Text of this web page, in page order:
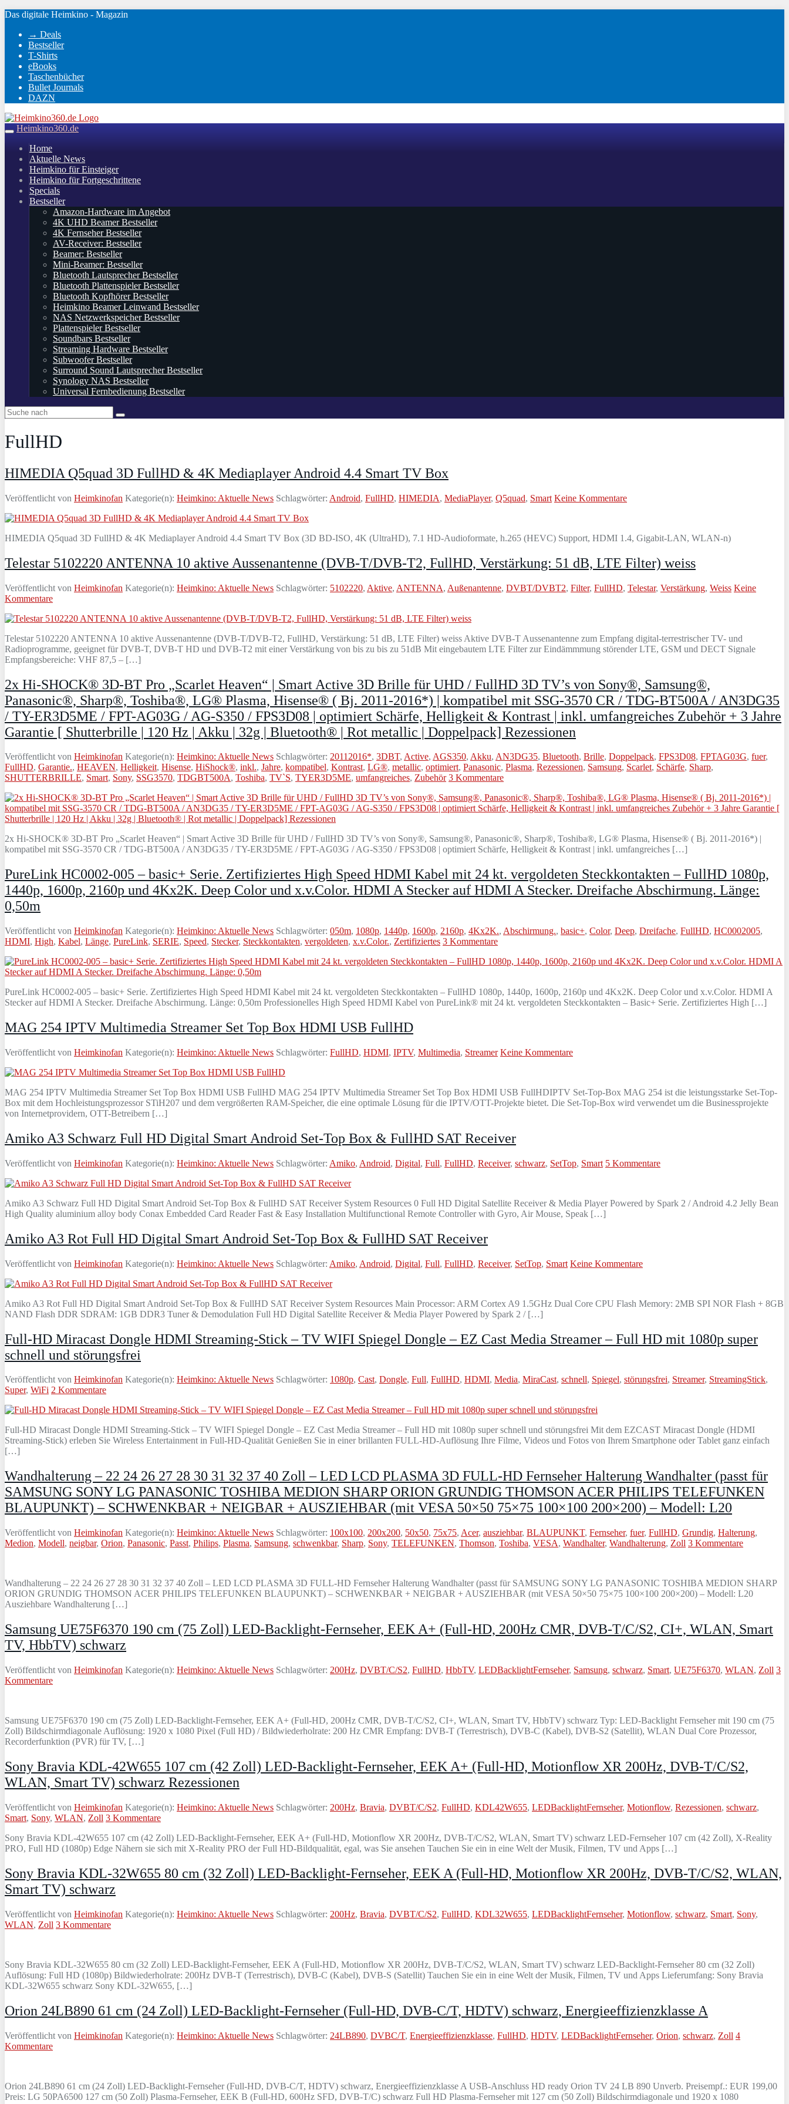
Skip
main
content
Das digitale Heimkino - Magazin
→ Deals
Bestseller
T-Shirts
eBooks
Taschenbücher
Bullet Journals
DAZN
Toggle
navigation
Heimkino360.de
Home
Aktuelle News
Heimkino für Einsteiger
Heimkino für Fortgeschrittene
Specials
Bestseller
Amazon-Hardware im Angebot
4K UHD Beamer Bestseller
4K Fernseher Bestseller
AV-Receiver: Bestseller
Beamer: Bestseller
Mini-Beamer: Bestseller
Bluetooth Lautsprecher Bestseller
Bluetooth Plattenspieler Bestseller
Bluetooth Kopfhörer Bestseller
Heimkino Beamer Leinwand Bestseller
NAS Netzwerkspeicher Bestseller
Plattenspieler Bestseller
Soundbars Bestseller
Streaming Hardware Bestseller
Subwoofer Bestseller
Surround Sound Lautsprecher Bestseller
Synology NAS Bestseller
Universal Fernbedienung Bestseller
FullHD
HIMEDIA Q5quad 3D FullHD & 4K Mediaplayer Android 4.4 Smart TV Box
Veröffentlicht von Heimkinofan Kategorie(n): Heimkino: Aktuelle News Schlagwörter: Android, FullHD, HIMEDIA, MediaPlayer, Q5quad, Smart Keine Kommentare
HIMEDIA Q5quad 3D FullHD & 4K Mediaplayer Android 4.4 Smart TV Box (3D BD-ISO, 4K (UltraHD), 7.1 HD-Audioformate, h.265 (HEVC) Support, HDMI 1.4, Gigabit-LAN, WLAN-n)
Telestar 5102220 ANTENNA 10 aktive Aussenantenne (DVB-T/DVB-T2, FullHD, Verstärkung: 51 dB, LTE Filter) weiss
Veröffentlicht von Heimkinofan Kategorie(n): Heimkino: Aktuelle News Schlagwörter: 5102220, Aktive, ANTENNA, Außenantenne, DVBT/DVBT2, Filter, FullHD, Telestar, Verstärkung, Weiss Keine
Kommentare
Telestar 5102220 ANTENNA 10 aktive Aussenantenne (DVB-T/DVB-T2, FullHD, Verstärkung: 51 dB, LTE Filter) weiss Aktive DVB-T Aussenantenne zum Empfang digital-terrestrischer TV- und
Radioprogramme, geeignet für DVB-T, DVB-T HD und DVB-T2 mit einer Verstärkung von bis zu bis zu 51dB Mit eingebautem LTE Filter zur Eindämmmung störender LTE, GSM und DECT Signale
Empfangsbereiche: VHF 87,5 – […]
2x Hi-SHOCK® 3D-BT Pro „Scarlet Heaven“ | Smart Active 3D Brille für UHD / FullHD 3D TV’s von Sony®, Samsung®,
Panasonic®, Sharp®, Toshiba®, LG® Plasma, Hisense® ( Bj. 2011-2016*) | kompatibel mit SSG-3570 CR / TDG-BT500A / AN3DG35
/ TY-ER3D5ME / FPT-AG03G / AG-S350 / FPS3D08 | optimiert Schärfe, Helligkeit & Kontrast | inkl. umfangreiches Zubehör + 3 Jahre
Garantie [ Shutterbrille | 120 Hz | Akku | 32g | Bluetooth® | Rot metallic | Doppelpack] Rezessionen
Veröffentlicht von Heimkinofan Kategorie(n): Heimkino: Aktuelle News Schlagwörter: 20112016*, 3DBT, Active, AGS350, Akku, AN3DG35, Bluetooth, Brille, Doppelpack, FPS3D08, FPTAG03G, fuer,
FullHD, Garantie., HEAVEN, Helligkeit, Hisense, HiShock®, inkl., Jahre, kompatibel, Kontrast, LG®, metallic, optimiert, Panasonic, Plasma, Rezessionen, Samsung, Scarlet, Schärfe, Sharp,
SHUTTERBRILLE, Smart, Sony, SSG3570, TDGBT500A, Toshiba, TV`S, TYER3D5ME, umfangreiches, Zubehör 3 Kommentare
2x Hi-SHOCK® 3D-BT Pro „Scarlet Heaven“ | Smart Active 3D Brille für UHD / FullHD 3D TV’s von Sony®, Samsung®, Panasonic®, Sharp®, Toshiba®, LG® Plasma, Hisense® ( Bj. 2011-2016*) |
kompatibel mit SSG-3570 CR / TDG-BT500A / AN3DG35 / TY-ER3D5ME / FPT-AG03G / AG-S350 / FPS3D08 | optimiert Schärfe, Helligkeit & Kontrast | inkl. umfangreiches […]
PureLink HC0002-005 – basic+ Serie. Zertifiziertes High Speed HDMI Kabel mit 24 kt. vergoldeten Steckkontakten – FullHD 1080p,
1440p, 1600p, 2160p und 4Kx2K. Deep Color und x.v.Color. HDMI A Stecker auf HDMI A Stecker. Dreifache Abschirmung. Länge:
0,50m
Veröffentlicht von Heimkinofan Kategorie(n): Heimkino: Aktuelle News Schlagwörter: 050m, 1080p, 1440p, 1600p, 2160p, 4Kx2K., Abschirmung., basic+, Color, Deep, Dreifache, FullHD, HC0002005,
HDMI, High, Kabel, Länge, PureLink, SERIE, Speed, Stecker, Steckkontakten, vergoldeten, x.v.Color., Zertifiziertes 3 Kommentare
PureLink HC0002-005 – basic+ Serie. Zertifiziertes High Speed HDMI Kabel mit 24 kt. vergoldeten Steckkontakten – FullHD 1080p, 1440p, 1600p, 2160p und 4Kx2K. Deep Color und x.v.Color. HDMI A
Stecker auf HDMI A Stecker. Dreifache Abschirmung. Länge: 0,50m Professionelles High Speed HDMI Kabel von PureLink® mit 24 kt. vergoldeten Steckkontakten – Basic+ Serie. Zertifiziertes High […]
MAG 254 IPTV Multimedia Streamer Set Top Box HDMI USB FullHD
Veröffentlicht von Heimkinofan Kategorie(n): Heimkino: Aktuelle News Schlagwörter: FullHD, HDMI, IPTV, Multimedia, Streamer Keine Kommentare
MAG 254 IPTV Multimedia Streamer Set Top Box HDMI USB FullHD MAG 254 IPTV Multimedia Streamer Set Top Box HDMI USB FullHDIPTV Set-Top-Box MAG 254 ist die leistungsstarke Set-Top-
Box mit dem Hochleistungsprozessor STiH207 und dem vergrößerten RAM-Speicher, die eine optimale Lösung für die IPTV/OTT-Projekte bietet. Die Set-Top-Box wird verwendet um die Businessprojekte
von Internetprovidern, OTT-Betreibern […]
Amiko A3 Schwarz Full HD Digital Smart Android Set-Top Box & FullHD SAT Receiver
Veröffentlicht von Heimkinofan Kategorie(n): Heimkino: Aktuelle News Schlagwörter: Amiko, Android, Digital, Full, FullHD, Receiver, schwarz, SetTop, Smart 5 Kommentare
Amiko A3 Schwarz Full HD Digital Smart Android Set-Top Box & FullHD SAT Receiver System Resources 0 Full HD Digital Satellite Receiver & Media Player Powered by Spark 2 / Android 4.2 Jelly Bean
High Quality aluminium alloy body Conax Embedded Card Reader Fast & Easy Installation Multifunctional Remote Controller with Gyro, Air Mouse, Speak […]
Amiko A3 Rot Full HD Digital Smart Android Set-Top Box & FullHD SAT Receiver
Veröffentlicht von Heimkinofan Kategorie(n): Heimkino: Aktuelle News Schlagwörter: Amiko, Android, Digital, Full, FullHD, Receiver, SetTop, Smart Keine Kommentare
Amiko A3 Rot Full HD Digital Smart Android Set-Top Box & FullHD SAT Receiver System Resources Main Processor: ARM Cortex A9 1.5GHz Dual Core CPU Flash Memory: 2MB SPI NOR Flash + 8GB
NAND Flash DDR SDRAM: 1GB DDR3 Tuner & Demodulation Full HD Digital Satellite Receiver & Media Player Powered by Spark 2 / […]
Full-HD Miracast Dongle HDMI Streaming-Stick – TV WIFI Spiegel Dongle – EZ Cast Media Streamer – Full HD mit 1080p super
schnell und störungsfrei
Veröffentlicht von Heimkinofan Kategorie(n): Heimkino: Aktuelle News Schlagwörter: 1080p, Cast, Dongle, Full, FullHD, HDMI, Media, MiraCast, schnell, Spiegel, störungsfrei, Streamer, StreamingStick,
Super, WiFi 2 Kommentare
Full-HD Miracast Dongle HDMI Streaming-Stick – TV WIFI Spiegel Dongle – EZ Cast Media Streamer – Full HD mit 1080p super schnell und störungsfrei Mit dem EZCAST Miracast Dongle (HDMI
Streaming-Stick) erleben Sie Wireless Entertainment in Full-HD-Qualität Genießen Sie in einer brillanten FULL-HD-Auflösung Ihre Filme, Videos und Fotos von Ihrem Smartphone oder Tablet ganz einfach
[…]
Wandhalterung – 22 24 26 27 28 30 31 32 37 40 Zoll – LED LCD PLASMA 3D FULL-HD Fernseher Halterung Wandhalter (passt für
SAMSUNG SONY LG PANASONIC TOSHIBA MEDION SHARP ORION GRUNDIG THOMSON ACER PHILIPS TELEFUNKEN
BLAUPUNKT) – SCHWENKBAR + NEIGBAR + AUSZIEHBAR (mit VESA 50×50 75×75 100×100 200×200) – Modell: L20
Veröffentlicht von Heimkinofan Kategorie(n): Heimkino: Aktuelle News Schlagwörter: 100x100, 200x200, 50x50, 75x75, Acer, ausziehbar, BLAUPUNKT, Fernseher, fuer, FullHD, Grundig, Halterung,
Medion, Modell, neigbar, Orion, Panasonic, Passt, Philips, Plasma, Samsung, schwenkbar, Sharp, Sony, TELEFUNKEN, Thomson, Toshiba, VESA, Wandhalter, Wandhalterung, Zoll 3 Kommentare
Wandhalterung – 22 24 26 27 28 30 31 32 37 40 Zoll – LED LCD PLASMA 3D FULL-HD Fernseher Halterung Wandhalter (passt für SAMSUNG SONY LG PANASONIC TOSHIBA MEDION SHARP
ORION GRUNDIG THOMSON ACER PHILIPS TELEFUNKEN BLAUPUNKT) – SCHWENKBAR + NEIGBAR + AUSZIEHBAR (mit VESA 50×50 75×75 100×100 200×200) – Modell: L20
Ausziehbare Wandhalterung […]
Samsung UE75F6370 190 cm (75 Zoll) LED-Backlight-Fernseher, EEK A+ (Full-HD, 200Hz CMR, DVB-T/C/S2, CI+, WLAN, Smart
TV, HbbTV) schwarz
Veröffentlicht von Heimkinofan Kategorie(n): Heimkino: Aktuelle News Schlagwörter: 200Hz, DVBT/C/S2, FullHD, HbbTV, LEDBacklightFernseher, Samsung, schwarz, Smart, UE75F6370, WLAN, Zoll 3
Kommentare
Samsung UE75F6370 190 cm (75 Zoll) LED-Backlight-Fernseher, EEK A+ (Full-HD, 200Hz CMR, DVB-T/C/S2, CI+, WLAN, Smart TV, HbbTV) schwarz Typ: LED-Backlight Fernseher mit 190 cm (75
Zoll) Bildschirmdiagonale Auflösung: 1920 x 1080 Pixel (Full HD) / Bildwiederholrate: 200 Hz CMR Empfang: DVB-T (Terrestrisch), DVB-C (Kabel), DVB-S2 (Satellit), WLAN Dual Core Prozessor,
Recorderfunktion (PVR) für TV, […]
Sony Bravia KDL-42W655 107 cm (42 Zoll) LED-Backlight-Fernseher, EEK A+ (Full-HD, Motionflow XR 200Hz, DVB-T/C/S2,
WLAN, Smart TV) schwarz Rezessionen
Veröffentlicht von Heimkinofan Kategorie(n): Heimkino: Aktuelle News Schlagwörter: 200Hz, Bravia, DVBT/C/S2, FullHD, KDL42W655, LEDBacklightFernseher, Motionflow, Rezessionen, schwarz,
Smart, Sony, WLAN, Zoll 3 Kommentare
Sony Bravia KDL-42W655 107 cm (42 Zoll) LED-Backlight-Fernseher, EEK A+ (Full-HD, Motionflow XR 200Hz, DVB-T/C/S2, WLAN, Smart TV) schwarz LED-Fernseher 107 cm (42 Zoll), X-Reality
PRO, Full HD (1080p) Edge Nähern sie sich mit X-Reality PRO der Full HD-Bildqualität, egal, was Sie ansehen Tauchen Sie ein in eine Welt der Musik, Filmen, TV und Apps […]
Sony Bravia KDL-32W655 80 cm (32 Zoll) LED-Backlight-Fernseher, EEK A (Full-HD, Motionflow XR 200Hz, DVB-T/C/S2, WLAN,
Smart TV) schwarz
Veröffentlicht von Heimkinofan Kategorie(n): Heimkino: Aktuelle News Schlagwörter: 200Hz, Bravia, DVBT/C/S2, FullHD, KDL32W655, LEDBacklightFernseher, Motionflow, schwarz, Smart, Sony,
WLAN, Zoll 3 Kommentare
Sony Bravia KDL-32W655 80 cm (32 Zoll) LED-Backlight-Fernseher, EEK A (Full-HD, Motionflow XR 200Hz, DVB-T/C/S2, WLAN, Smart TV) schwarz LED-Backlight-Fernseher 80 cm (32 Zoll)
Auflösung: Full HD (1080p) Bildwiederholrate: 200Hz DVB-T (Terrestrisch), DVB-C (Kabel), DVB-S (Satellit) Tauchen Sie ein in eine Welt der Musik, Filmen, TV und Apps Lieferumfang: Sony Bravia
KDL-32W655 schwarz Sony KDL-32W655, […]
Orion 24LB890 61 cm (24 Zoll) LED-Backlight-Fernseher (Full-HD, DVB-C/T, HDTV) schwarz, Energieeffizienzklasse A
Veröffentlicht von Heimkinofan Kategorie(n): Heimkino: Aktuelle News Schlagwörter: 24LB890, DVBC/T, Energieeffizienzklasse, FullHD, HDTV, LEDBacklightFernseher, Orion, schwarz, Zoll 4
Kommentare
Orion 24LB890 61 cm (24 Zoll) LED-Backlight-Fernseher (Full-HD, DVB-C/T, HDTV) schwarz, Energieeffizienzklasse A USB-Anschluss HD ready Orion TV 24 LB 890 Unverb. Preisempf.: EUR 199,00
Preis: LG 50PA6500 127 cm (50 Zoll) Plasma-Fernseher, EEK B (Full-HD, 600Hz SFD, DVB-T/C) schwarz Full HD Plasma-Fernseher mit 127 cm (50 Zoll) Bildschirmdiagonale und 1920 x 1080